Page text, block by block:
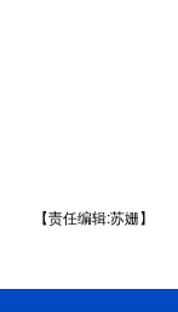
【责任编辑:苏姗】